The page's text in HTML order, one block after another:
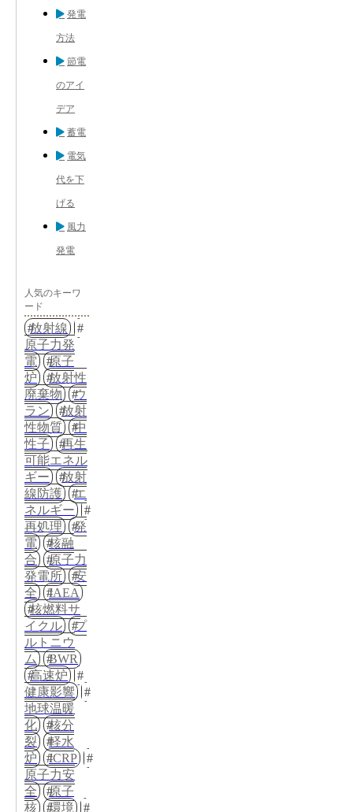
発電
方法
節電
のアイ
デア
蓄電
電気
代を下
げる
風力
発電
人気のキーワ
ード
放射線
原子力発
電
原子
炉
放射性
廃棄物
ウ
ラン
放射
性物質
中
性子
再生
可能エネル
ギー
放射
線防護
エ
ネルギー
再処理
発
電
核融
合
原子力
発電所
安
全
IAEA
核燃料サ
イクル
プ
ルトニウ
ム
BWR
高速炉
健康影響
地球温暖
化
核分
裂
軽水
炉
ICRP
原子力安
全
原子
核
環境